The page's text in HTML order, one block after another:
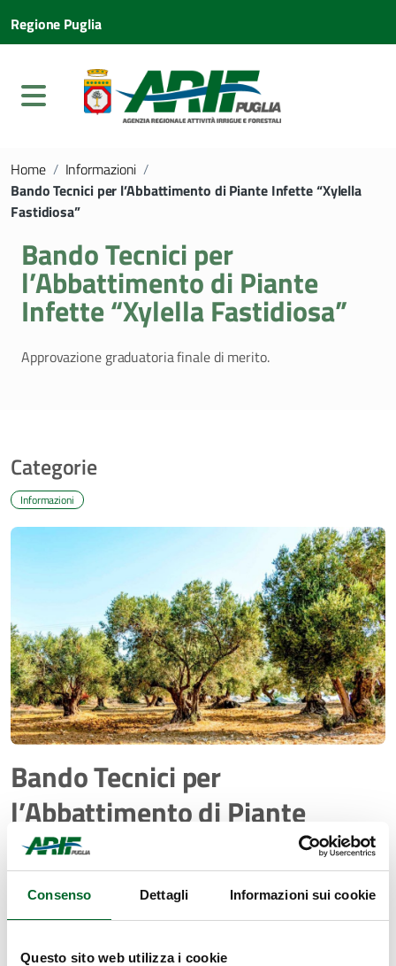
Consenso Dettagli Informazioni sui cookie
Questo sito web utilizza i cookie
Regione Puglia
Home / Informazioni /
Bando Tecnici per l’Abbattimento di Piante Infette “Xylella
Fastidiosa”
Bando Tecnici per
l’Abbattimento di Piante
Infette “Xylella Fastidiosa”
Approvazione graduatoria finale di merito.
Categorie
Informazioni
Bando Tecnici per
l’Abbattimento di Piante
Infette “Xylella Fastidiosa”
Approvazione graduatoria finale di merito.
Amministrazione Trasparente / Bandi di concorso